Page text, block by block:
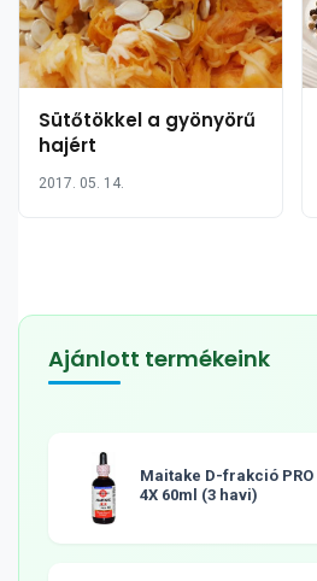
Sütőtökkel a gyönyörű
hajért
2017. 05. 14.
Ajánlott termékeink
Maitake D-frakció PRO
4X 60ml (3 havi)